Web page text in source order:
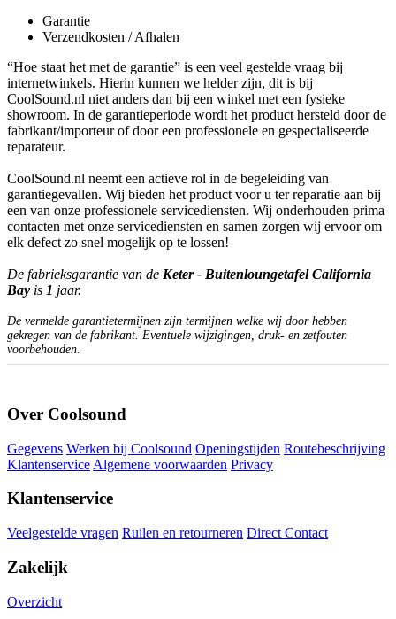
Garantie
Verzendkosten / Afhalen
“Hoe staat het met de garantie” is een veel gestelde vraag bij
internetwinkels. Hierin kunnen we helder zijn, dit is bij
CoolSound.nl niet anders dan bij een winkel met een fysieke
showroom. In de garantieperiode wordt het product hersteld door de
fabrikant/importeur of door een professionele en gespecialiseerde
reparateur.
CoolSound.nl neemt een actieve rol in de begeleiding van
garantiegevallen. Wij bieden het product voor u ter reparatie aan bij
een van onze professionele servicediensten. Wij onderhouden prima
contacten met onze servicediensten en samen zorgen wij ervoor om
elk defect zo snel mogelijk op te lossen!
De fabrieksgarantie van de Keter - Buitenloungetafel California
Bay is 1 jaar.
De vermelde garantietermijnen zijn termijnen welke wij door hebben
gekregen van de fabrikant. Eventuele wijzigingen, druk- en zetfouten
voorbehouden.
Over Coolsound
Gegevens Werken bij Coolsound Openingstijden Routebeschrijving
Klantenservice Algemene voorwaarden Privacy
Klantenservice
Veelgestelde vragen Ruilen en retourneren Direct Contact
Zakelijk
Overzicht